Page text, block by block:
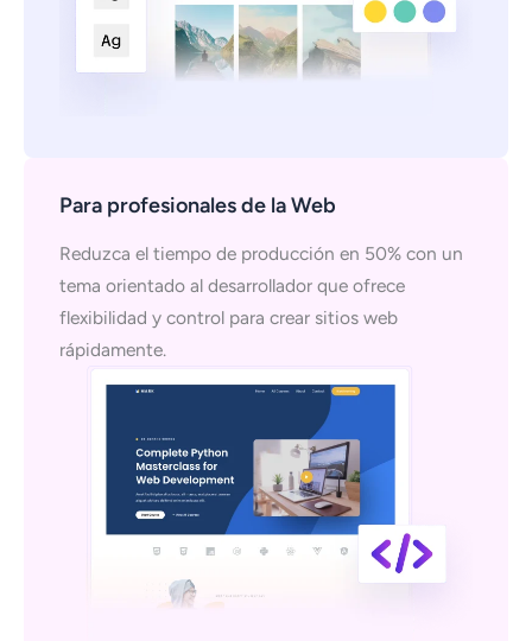
Para profesionales de la Web
Reduzca el tiempo de producción en 50% con un
tema orientado al desarrollador que ofrece
flexibilidad y control para crear sitios web
rápidamente.